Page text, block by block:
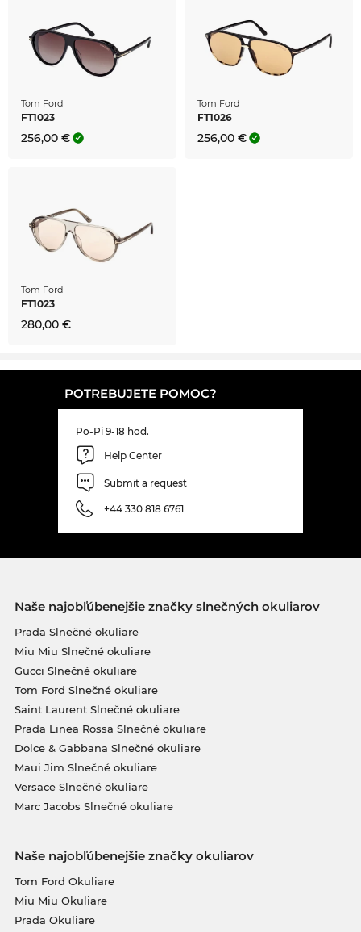
Tom Ford
FT1023
256,00 €
Tom Ford
FT1026
256,00 €
Tom Ford
FT1023
280,00 €
POTREBUJETE POMOC?
Po-Pi 9-18 hod.
Help Center
Submit a request
+44 330 818 6761
Naše najobľúbenejšie značky slnečných okuliarov
Prada Slnečné okuliare
Miu Miu Slnečné okuliare
Gucci Slnečné okuliare
Tom Ford Slnečné okuliare
Saint Laurent Slnečné okuliare
Prada Linea Rossa Slnečné okuliare
Dolce & Gabbana Slnečné okuliare
Maui Jim Slnečné okuliare
Versace Slnečné okuliare
Marc Jacobs Slnečné okuliare
Naše najobľúbenejšie značky okuliarov
Tom Ford Okuliare
Miu Miu Okuliare
Prada Okuliare